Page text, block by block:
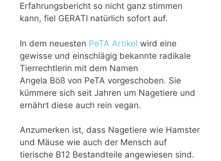
Erfahrungsbericht so nicht ganz stimmen
kann, fiel GERATI natürlich sofort auf.
In dem neuesten PeTA Artikel wird eine
gewisse und einschlägig bekannte radikale
Tierrechtlerin mit dem Namen
Angela Böß von PeTA vorgeschoben. Sie
kümmere sich seit Jahren um Nagetiere und
ernährt diese auch rein vegan.
Anzumerken ist, dass Nagetiere wie Hamster
und Mäuse wie auch der Mensch auf
tierische B12 Bestandteile angewiesen sind.